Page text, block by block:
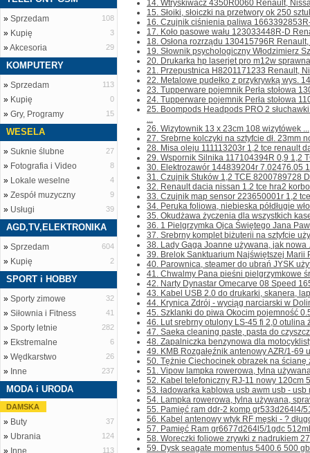
» Sprzedam 108
» Kupię 3
»Akcesoria 29
KOMPUTERY
» Sprzedam 113
» Kupię 0
» Gry, Programy 15
WESELA
» Suknie ślubne 27
» Fotografia i Video 8
» Lokale weselne 4
» Zespół muzyczny 9
» Usługi 39
AGD,TV,ELEKTRONIKA
» Sprzedam 604
» Kupię 2
SPORT i HOBBY
» Sporty zimowe 32
» Siłownia i Fitness 41
» Sporty letnie 282
» Ekstremalne 6
» Wędkarstwo 26
» Inne 237
MODA i URODA
DAMSKA
» Buty 37
» Ubrania 124
» Inne
113
14. Wtryskiwacz 4350R0060 Renault,
15. Słoiki, słoiczki na przetwory ok 250
16. Czujnik ciśnienia paliwa
17. Koło pasowe wału 123033448R-D
18. Osłona rozrządu 130415796R
19. Słownik psychologiczny Włodzimierz
20. Drukarka hp laserjet pro m12w
21. Przepustnica H8201171233 Renault,
22. Metalowe pudełko z przykrywką wys.
23. Tupperware pojemnik Perła stołowa
24. Tupperware pojemnik Perła stołowa
25. Boompods Headpods PRO 2
...
26. Wizytownik 13 x 23cm 108 wizytówek ...
27. Srebrne kolczyki na sztyfcie dł. 23mm
28. Misa oleju 111113203r 1,2 tce renault
29. Wspornik Silnika 117104394R 0,9 1,2
30. Elektrozawór 144839204r 7.02476.05
31. Czujnik Stuków 1,2 TCE 8200789728
32. Renault dacia nissan 1.2 tce hra2
33. Czujnik map sensor 223650001r 1,2
34. Peruka foliowa, niebieska półdługie
35. Okudżawa życzenia dla wszystkich
36. 1 Pielgrzymka Ojca Świętego Jana
37. Srebrny komplet biżuterii na sztyfcie
38. Lady Gaga Joanne używana, jak nowa
39. Brelok Sanktuarium Najświętszej Marii
40. Parownica, steamer do ubrań JYSK
41. Chwalmy Pana pieśni pielgrzymkowe
42. Narty Dynastar Omecarve 08 Speed
43. Kabel USB 2.0 do drukarki, skanera,
44. Krynica Zdrój - wyciąg narciarski w
45. Szklanki do piwa Okocim pojemność
46. Lut srebrny otulony LS-45 fi 2,0 otulina
47. Saeka cleaning paste, pasta do
48. Zapalniczka benzynowa dla
49. KMB Rozgałęźnik antenowy AZR/1-69
50. Tężnie Ciechocinek obrazek na ścianę
51. Vipow lampka rowerowa, tylna
52. Kabel telefoniczny RJ-11 nowy 120cm
53. ładowarka kablowa usb awm usb -
54. Lampka rowerowa, tylna używana,
55. Pamięć ram ddr-2 komp gr533d264l4/
56. Kabel antenowy wtyk RF męski - ?
57. Pamięć Ram gr6677d264l5/1gdc
58. Woreczki foliowe zrywki z nadrukiem
59. Dysk seagate momentus 5400.6 500